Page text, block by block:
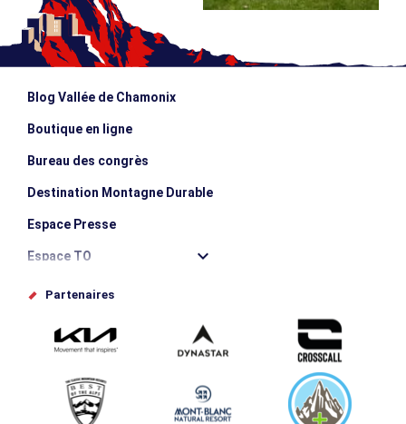
Blog Vallée de Chamonix
Boutique en ligne
Bureau des congrès
Destination Montagne Durable
Espace Presse
Espace TO
Offices de tourisme
Proposez votre évènement
Service groupes et séminaires
Téléchargements
Partenaires